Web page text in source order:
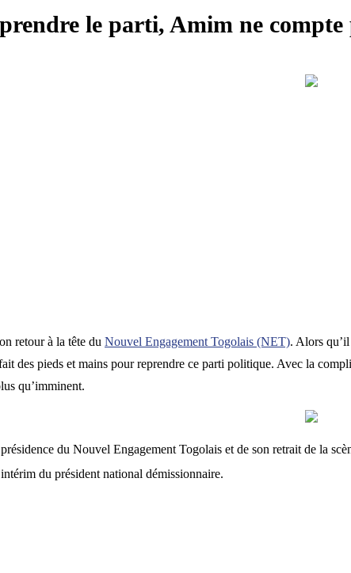
le parti, Amim ne compte
retour à la tête du Nouvel Engagement Togolais (NET). Alors
des pieds et mains pour reprendre ce parti politique. Avec la
qu’imminent.
du Nouvel Engagement Togolais et de son retrait de la
du président national démissionnaire.